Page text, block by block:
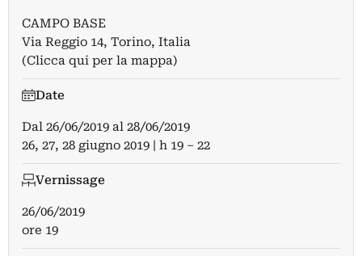
CAMPO BASE
Via Reggio 14, Torino, Italia
(Clicca qui per la mappa)
Date
Dal 26/06/2019 al 28/06/2019
26, 27, 28 giugno 2019 | h 19 – 22
Vernissage
26/06/2019
ore 19